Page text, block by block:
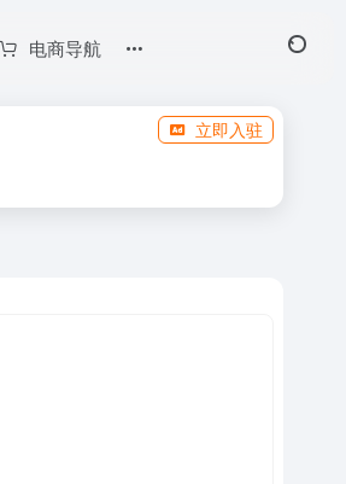
电商导航
立即入驻